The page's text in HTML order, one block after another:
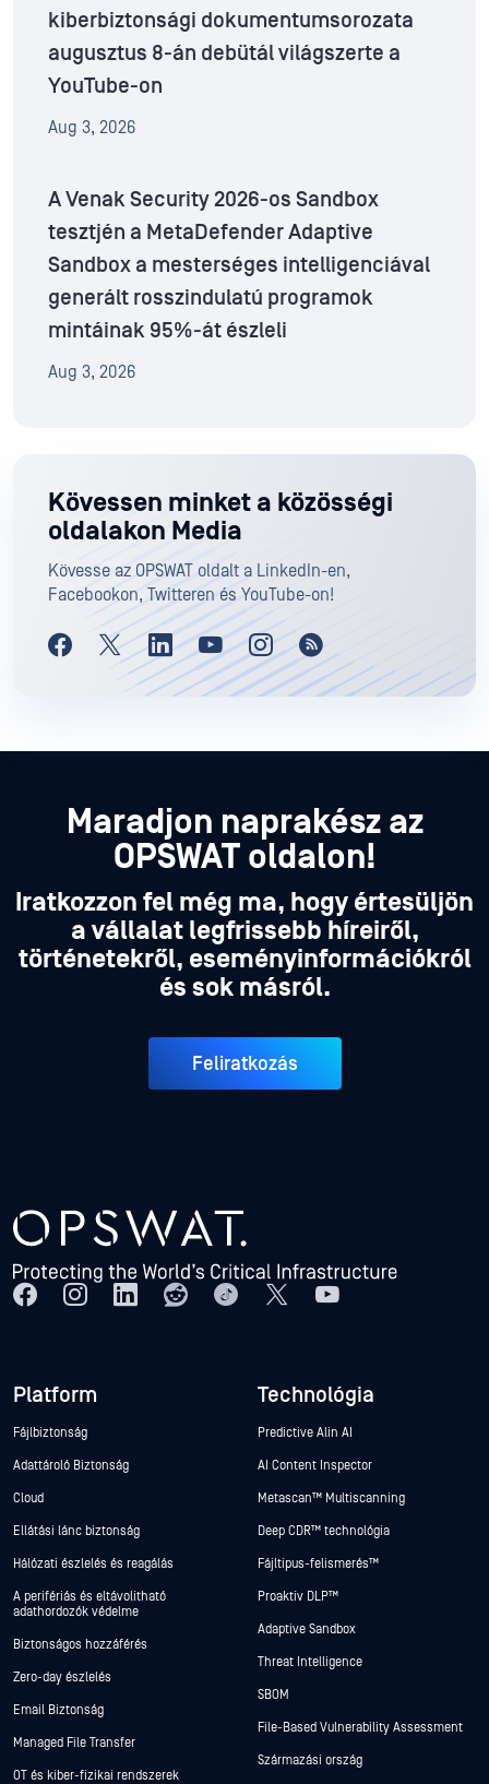
kiberbiztonsági dokumentumsorozata
augusztus 8-án debütál világszerte a
YouTube-on
Aug 3, 2026
A Venak Security 2026-os Sandbox
tesztjén a MetaDefender Adaptive
Sandbox a mesterséges intelligenciával
generált rosszindulatú programok
mintáinak 95%-át észleli
Aug 3, 2026
Kövessen minket a közösségi
oldalakon Media
Kövesse az OPSWAT oldalt a LinkedIn-en,
Facebookon, Twitteren és YouTube-on!
Maradjon naprakész az
OPSWAT oldalon!
Iratkozzon fel még ma, hogy értesüljön
a vállalat legfrissebb híreiről,
történetekről, eseményinformációkról
és sok másról.
Feliratkozás
Platform
Fájlbiztonság
Adattároló Biztonság
Cloud
Ellátási lánc biztonság
Hálózati észlelés és reagálás
A perifériás és eltávolítható
adathordozók védelme
Biztonságos hozzáférés
Zero-day észlelés
Email Biztonság
Managed File Transfer
OT és kiber-fizikai rendszerek
Technológia
Predictive Alin AI
AI Content Inspector
Metascan™ Multiscanning
Deep CDR™ technológia
Fájltípus-felismerés™
Proaktív DLP™
Adaptive Sandbox
Threat Intelligence
SBOM
File-Based Vulnerability Assessment
Származási ország